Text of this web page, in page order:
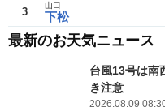
3 下松
山口
最新のお天気ニュース
台風13号は
き注意
2026.08.09